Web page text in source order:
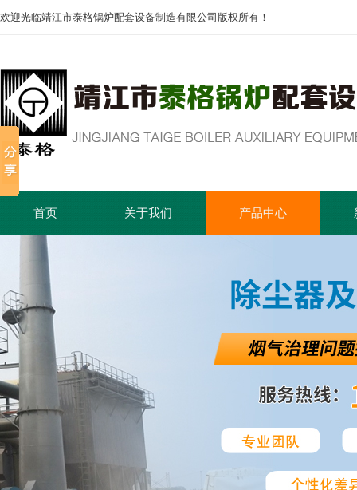
欢迎光临靖江市泰格锅炉配套设备制造有限公司版权所有！
首页 关于我们 产品中心